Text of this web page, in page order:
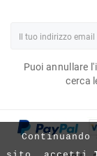
Puoi annullare
cerca